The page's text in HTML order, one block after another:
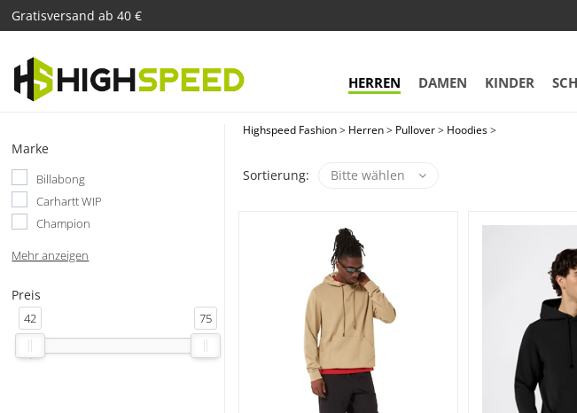
Gratisversand ab 40 €
HERREN DAMEN KINDER
Marke
Billabong
Carhartt WIP
Champion
Mehr anzeigen
Preis
42 75
'
Highspeed Fashion> Herren> Pullover> Hoodies>
Sortierung: Bitte wählen